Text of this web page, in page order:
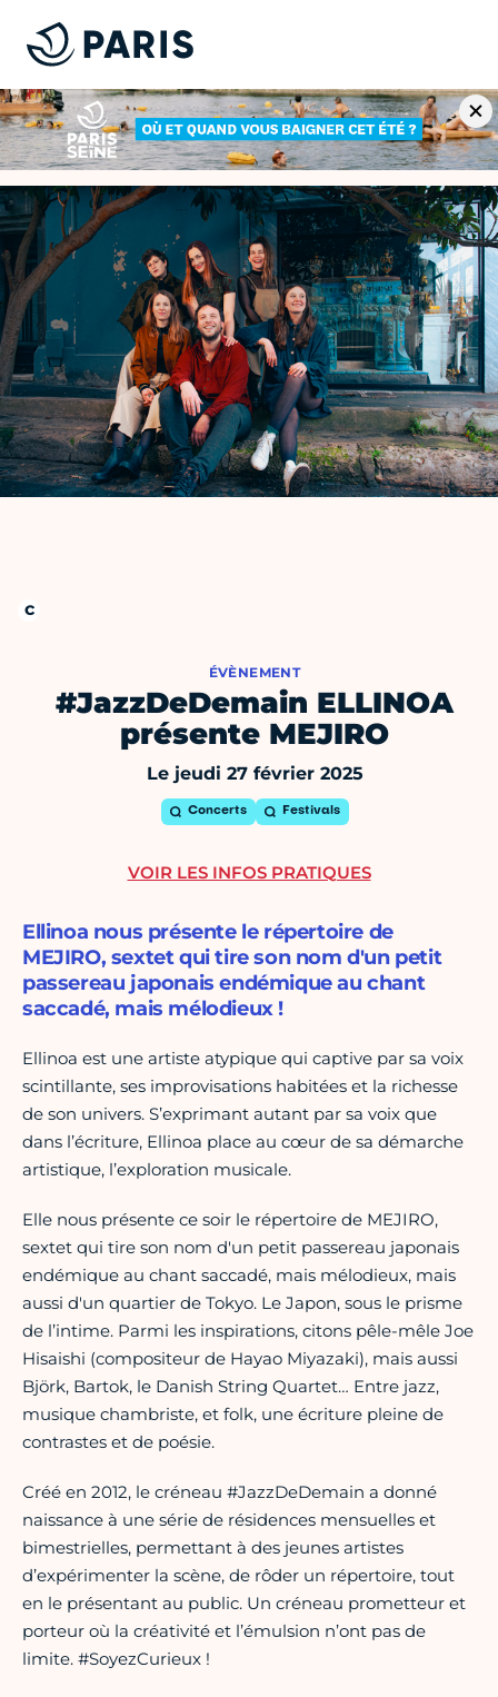
ÉVÈNEMENT
#JazzDeDemain ELLINOA
présente MEJIRO
Le jeudi 27 février 2025
Concerts Festivals
Ellinoa nous présente le répertoire de
MEJIRO, sextet qui tire son nom d'un petit
passereau japonais endémique au chant
saccadé, mais mélodieux !
Ellinoa est une artiste atypique qui captive par sa voix
scintillante, ses improvisations habitées et la richesse
de son univers. S’exprimant autant par sa voix que
dans l’écriture, Ellinoa place au cœur de sa démarche
artistique, l’exploration musicale.
Elle nous présente ce soir le répertoire de MEJIRO,
sextet qui tire son nom d'un petit passereau japonais
endémique au chant saccadé, mais mélodieux, mais
aussi d'un quartier de Tokyo. Le Japon, sous le prisme
de l’intime. Parmi les inspirations, citons pêle-mêle Joe
Hisaishi (compositeur de Hayao Miyazaki), mais aussi
Björk, Bartok, le Danish String Quartet… Entre jazz,
musique chambriste, et folk, une écriture pleine de
contrastes et de poésie.
Créé en 2012, le créneau #JazzDeDemain a donné
naissance à une série de résidences mensuelles et
bimestrielles, permettant à des jeunes artistes
d’expérimenter la scène, de rôder un répertoire, tout
en le présentant au public. Un créneau prometteur et
porteur où la créativité et l’émulsion n’ont pas de
limite. #SoyezCurieux !
VOIR LES INFOS PRATIQUES